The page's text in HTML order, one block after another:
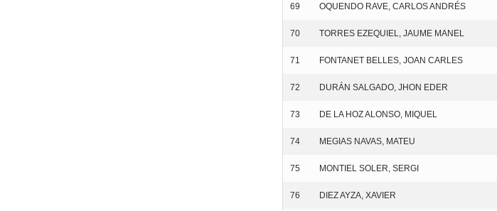
69 OQUENDO RAVE, CARLOS ANDRÉS
70 TORRES EZEQUIEL, JAUME MANEL
71 FONTANET BELLES, JOAN CARLES
72 DURÁN SALGADO, JHON EDER
73 DE LA HOZ ALONSO, MIQUEL
74 MEGIAS NAVAS, MATEU
75 MONTIEL SOLER, SERGI
76 DIEZ AYZA, XAVIER